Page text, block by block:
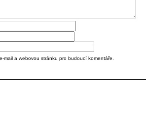
mail a webovou stránku pro budoucí komentáře.